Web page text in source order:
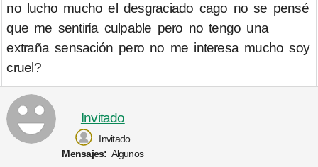
no lucho mucho el desgraciado cago no se pensé
que me sentiría culpable pero no tengo una
extraña sensación pero no me interesa mucho soy
cruel?
Invitado
Invitado
Mensajes: Algunos